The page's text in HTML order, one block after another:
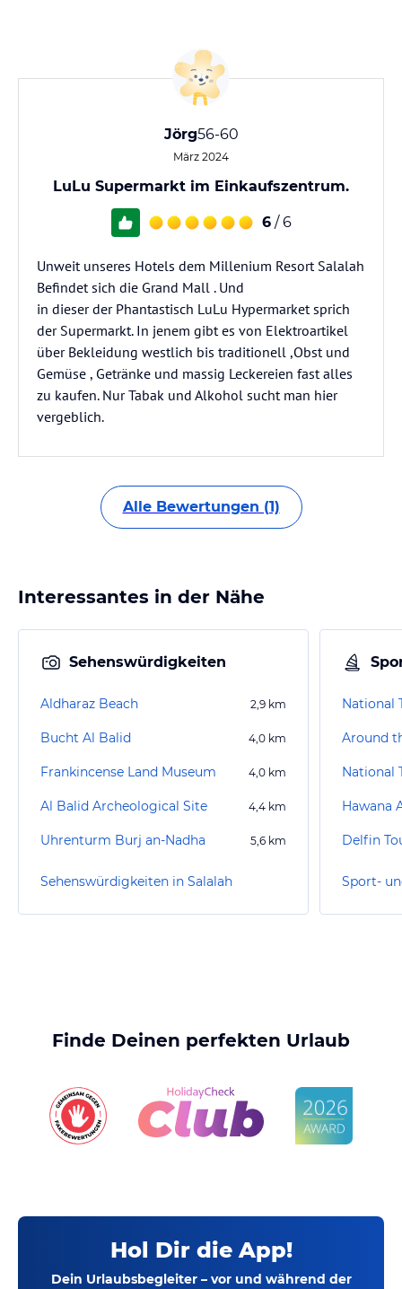
Jörg56-60
März 2024
LuLu Supermarkt im Einkaufszentrum.
6 / 6
Unweit unseres Hotels dem Millenium Resort Salalah
Befindet sich die Grand Mall . Und
in dieser der Phantastisch LuLu Hypermarket sprich
der Supermarkt. In jenem gibt es von Elektroartikel
über Bekleidung westlich bis traditionell ,Obst und
Gemüse , Getränke und massig Leckereien fast alles
zu kaufen. Nur Tabak und Alkohol sucht man hier
vergeblich.
Alle Bewertungen (1)
Interessantes in der Nähe
Sehenswürdigkeiten
Aldharaz Beach 2,9 km
Bucht Al Balid 4,0 km
Frankincense Land Museum 4,0 km
Al Balid Archeological Site 4,4 km
Uhrenturm Burj an-Nadha 5,6 km
Sehenswürdigkeiten in Salalah
National
National
Hawana
Delfin
Sport-
Finde Deinen perfekten Urlaub
Hol Dir die App!
Dein Urlaubsbegleiter – vor und während der